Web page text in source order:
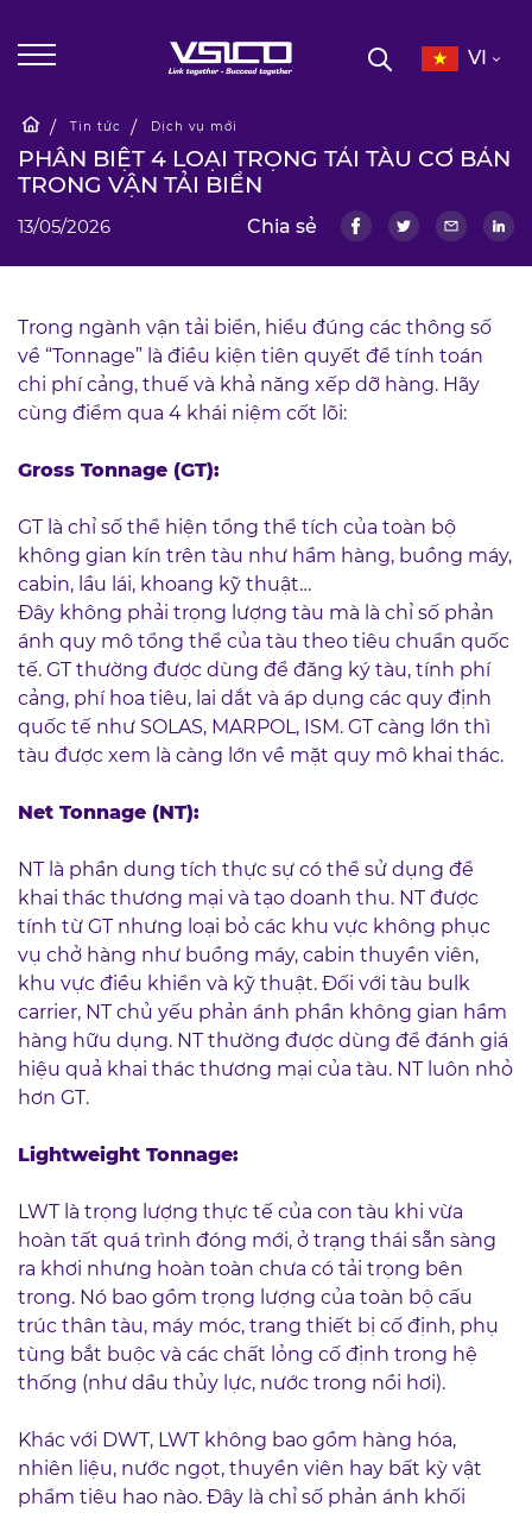
VI
Tin tức Dịch vụ mới
PHÂN BIỆT 4 LOẠI TRỌNG TẢI TÀU CƠ BẢN
TRONG VẬN TẢI BIỂN
13/05/2026 Chia sẻ
Trong ngành vận tải biển, hiểu đúng các thông số
về “Tonnage” là điều kiện tiên quyết để tính toán
chi phí cảng, thuế và khả năng xếp dỡ hàng. Hãy
cùng điểm qua 4 khái niệm cốt lõi:
Gross Tonnage (GT):
GT là chỉ số thể hiện tổng thể tích của toàn bộ
không gian kín trên tàu như hầm hàng, buồng máy,
cabin, lầu lái, khoang kỹ thuật…
Đây không phải trọng lượng tàu mà là chỉ số phản
ánh quy mô tổng thể của tàu theo tiêu chuẩn quốc
tế. GT thường được dùng để đăng ký tàu, tính phí
cảng, phí hoa tiêu, lai dắt và áp dụng các quy định
quốc tế như SOLAS, MARPOL, ISM. GT càng lớn thì
tàu được xem là càng lớn về mặt quy mô khai thác.
Net Tonnage (NT):
NT là phần dung tích thực sự có thể sử dụng để
khai thác thương mại và tạo doanh thu. NT được
tính từ GT nhưng loại bỏ các khu vực không phục
vụ chở hàng như buồng máy, cabin thuyền viên,
khu vực điều khiển và kỹ thuật. Đối với tàu bulk
carrier, NT chủ yếu phản ánh phần không gian hầm
hàng hữu dụng. NT thường được dùng để đánh giá
hiệu quả khai thác thương mại của tàu. NT luôn nhỏ
hơn GT.
Lightweight Tonnage:
LWT là trọng lượng thực tế của con tàu khi vừa
hoàn tất quá trình đóng mới, ở trạng thái sẵn sàng
ra khơi nhưng hoàn toàn chưa có tải trọng bên
trong. Nó bao gồm trọng lượng của toàn bộ cấu
trúc thân tàu, máy móc, trang thiết bị cố định, phụ
tùng bắt buộc và các chất lỏng cố định trong hệ
thống (như dầu thủy lực, nước trong nồi hơi).
Khác với DWT, LWT không bao gồm hàng hóa,
nhiên liệu, nước ngọt, thuyền viên hay bất kỳ vật
phẩm tiêu hao nào. Đây là chỉ số phản ánh khối